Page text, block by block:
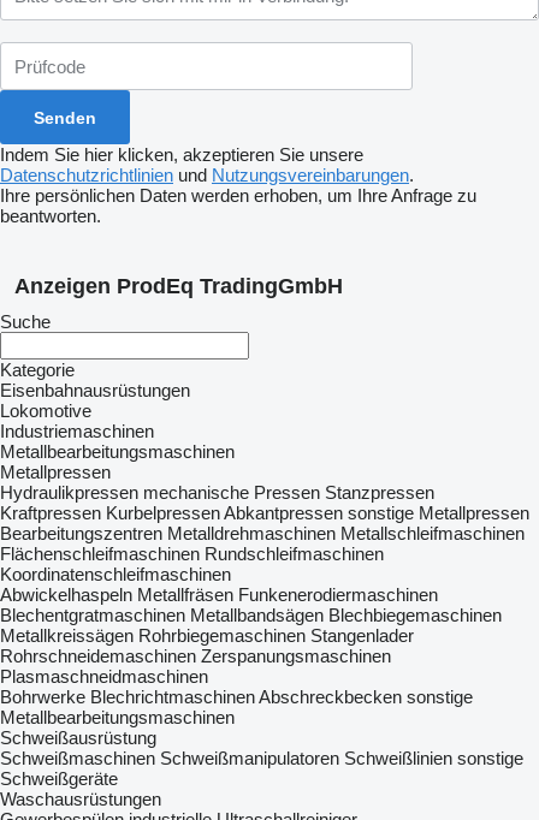
Indem Sie hier klicken, akzeptieren Sie unsere
Datenschutzrichtlinien und Nutzungsvereinbarungen.
Ihre persönlichen Daten werden erhoben, um Ihre Anfrage zu
beantworten.
Anzeigen ProdEq TradingGmbH
Suche
Kategorie
Eisenbahnausrüstungen
Lokomotive
Industriemaschinen
Metallbearbeitungsmaschinen
Metallpressen
Hydraulikpressen mechanische Pressen Stanzpressen
Kraftpressen KurbelpressenAbkantpressen sonstige Metallpressen
Bearbeitungszentren Metalldrehmaschinen Metallschleifmaschinen
Flächenschleifmaschinen Rundschleifmaschinen
Koordinatenschleifmaschinen
Abwickelhaspeln Metallfräsen Funkenerodiermaschinen
Blechentgratmaschinen Metallbandsägen Blechbiegemaschinen
Metallkreissägen Rohrbiegemaschinen Stangenlader
Rohrschneidemaschinen Zerspanungsmaschinen
Plasmaschneidmaschinen
Bohrwerke BlechrichtmaschinenAbschreckbecken sonstige
Metallbearbeitungsmaschinen
Schweißausrüstung
Schweißmaschinen Schweißmanipulatoren Schweißlinien sonstige
Schweißgeräte
Waschausrüstungen